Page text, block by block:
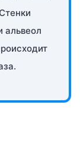
альвеол